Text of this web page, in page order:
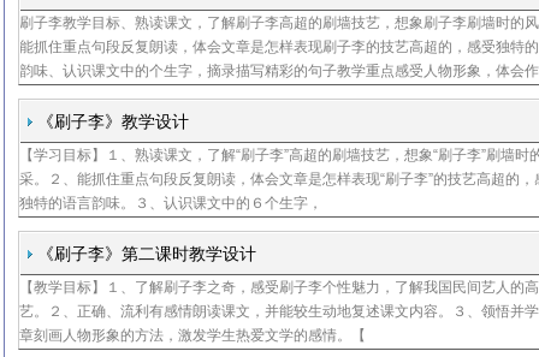
刷子李教学目标、熟读课文，了解刷子李高超的刷墙技艺，想象刷子李刷墙时的
能抓住重点句段反复朗读，体会文章是怎样表现刷子李的技艺高超的，感受独特
韵味、认识课文中的个生字，摘录描写精彩的句子教学重点感受人物形象，体会
住细节描写人物的方法教学难点领悟并学习作者刻画人物形象的方法课时安排一
学过程《刷子李》教学设计
洪
【学习目标】１、熟读课文，了解“刷子李”高超的刷墙技艺，想象“刷子李”刷墙时
采。２、能抓住重点句段反复朗读，体会文章是怎样表现“刷子李”的技艺高超的，
独特的语言韵味。３、认识课文中的６个生字，
《刷子李》第二课时教学设计
黄
【教学目标】１、了解刷子李之奇，感受刷子李个性魅力，了解我国民间艺人的
艺。２、正确、流利有感情朗读课文，并能较生动地复述课文内容。３、领悟并
章刻画人物形象的方法，激发学生热爱文学的感情。【